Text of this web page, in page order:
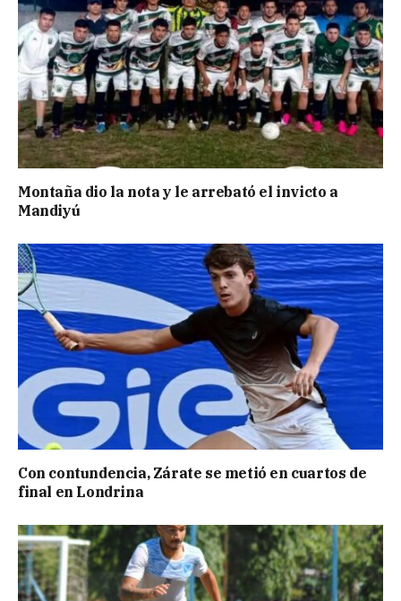
Montaña dio la nota y le arrebató el invicto a
Mandiyú
Con contundencia, Zárate se metió en cuartos de
final en Londrina